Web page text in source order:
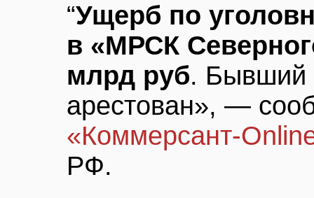
“Ущерб по
в «МРСК
млрд руб. Бывший
арестован», —
«Коммерсант-
РФ.